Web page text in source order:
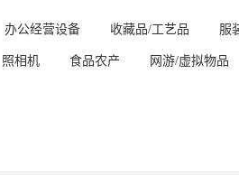
办公经营设备 收藏品/工艺品 服
照相机 食品农产 网游/虚拟物品